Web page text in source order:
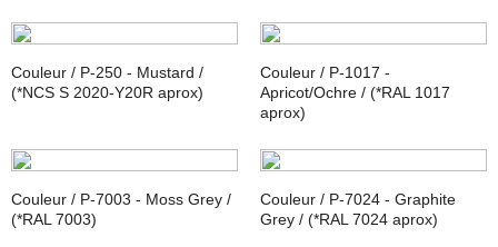
Couleur / P-250 - Mustard /
(*NCS S 2020-Y20R aprox)
Couleur / P-1017 -
Apricot/Ochre / (*RAL 1017
aprox)
Couleur / P-7003 - Moss Grey /
(*RAL 7003)
Couleur / P-7024 - Graphite
Grey / (*RAL 7024 aprox)